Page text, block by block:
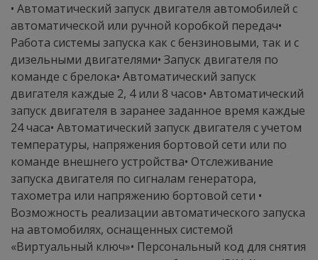
• Автоматический запуск двигателя автомобилей с
автоматической или ручной коробкой передач•
Работа системы запуска как с бензиновыми, так и с
дизельными двигателями• Запуск двигателя по
команде с брелока• Автоматический запуск
двигателя каждые 2, 4 или 8 часов• Автоматический
запуск двигателя в заранее заданное время каждые
24 часа• Автоматический запуск двигателя с учетом
температуры, напряжения бортовой сети или по
команде внешнего устройства• Отслеживание
запуска двигателя по сигналам генератора,
тахометра или напряжению бортовой сети •
Возможность реализации автоматического запуска
на автомобилях, оснащенных системой
«Виртуальный ключ»• Персональный код для снятия